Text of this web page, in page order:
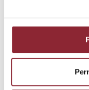
Los clientes
producto